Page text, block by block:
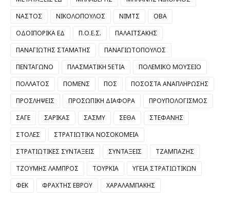
ΝΑΣΤΟΣ
ΝΙΚΟΛΟΠΟΥΛΟΣ ΝΙΜΤΣ
ΟΒΑ
ΟΔΟΙΠΟΡΙΚΑ ΕΔ
Π.Ο.Ε.Σ.
ΠΑΛΑΙΤΣΑΚΗΣ
ΠΑΝΑΓΙΩΤΗΣ ΣΤΑΜΑΤΗΣ
ΠΑΝΑΓΙΩΤΟΠΟΥΛΟΣ
ΠΕΝΤΑΓΩΝΟ
ΠΛΑΣΜΑΤΙΚΗ 5ΕΤΙΑ
ΠΟΛΕΜΙΚΟ ΜΟΥΣΕΙΟ
ΠΟΛΛΑΤΟΣ
ΠΟΜΕΝΣ ΠΟΣ
ΠΟΣΟΣΤΑ ΑΝΑΠΛΗΡΩΣΗΣ
ΠΡΟΣΛΗΨΕΙΣ
ΠΡΟΣΩΠΙΚΗ ΔΙΑΦΟΡΑ
ΠΡΟΥΠΟΛΟΓΙΣΜΟΣ
ΣΑΓΕ
ΣΑΡΙΚΑΣ ΣΑΣΜΥ ΣΕΘΑ
ΣΤΕΦΑΝΗΣ
ΣΤΟΛΕΣ
ΣΤΡΑΤΙΩΤΙΚΑ ΝΟΣΟΚΟΜΕΙΑ
ΣΤΡΑΤΙΩΤΙΚΕΣ ΣΥΝΤΑΞΕΙΣ
ΣΥΝΤΑΞΕΙΣ
ΤΖΑΜΠΑΖΗΣ
ΤΖΟΥΜΗΣ ΛΑΜΠΡΟΣ
ΤΟΥΡΚΙΑ
ΥΓΕΙΑ ΣΤΡΑΤΙΩΤΙΚΩΝ
ΦΕΚ
ΦΡΑΧΤΗΣ ΕΒΡΟΥ ΧΑΡΑΛΑΜΠΑΚΗΣ